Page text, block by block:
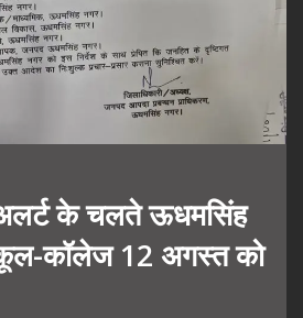
अलर्ट के चलते ऊधमसिंह
कॉलेज 12 अगस्त को